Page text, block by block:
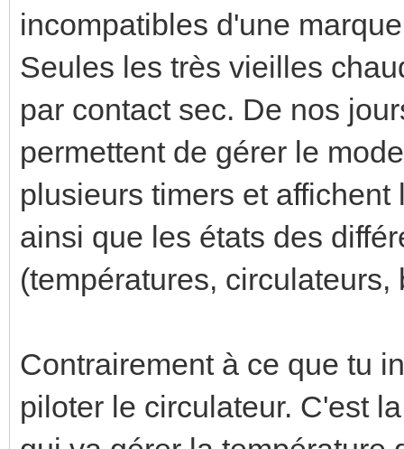
incompatibles d'une
Seules les très vieilles
par contact sec. De nos
permettent de gérer le
plusieurs timers et
ainsi que les états des
(températures, circulateurs,
Contrairement à ce que tu
piloter le circulateur. C'est